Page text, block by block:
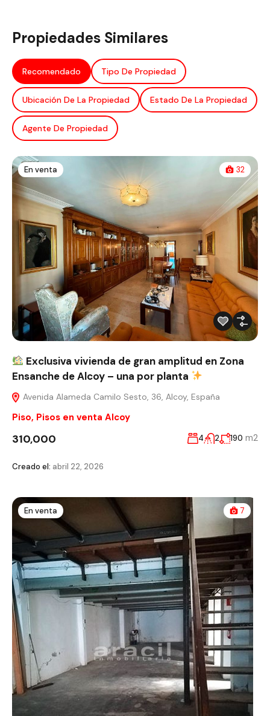
Propiedades Similares
Recomendado Tipo De Propiedad
Ubicación De La Propiedad Estado De La Propiedad
Agente De Propiedad
En venta 32
Exclusiva vivienda de gran amplitud en Zona
Ensanche de Alcoy – una por planta
Avenida Alameda Camilo Sesto, 36, Alcoy, España
Piso, Pisos en venta Alcoy
310,000 4 2 190 m2
Creado el: abril 22, 2026
En venta 7